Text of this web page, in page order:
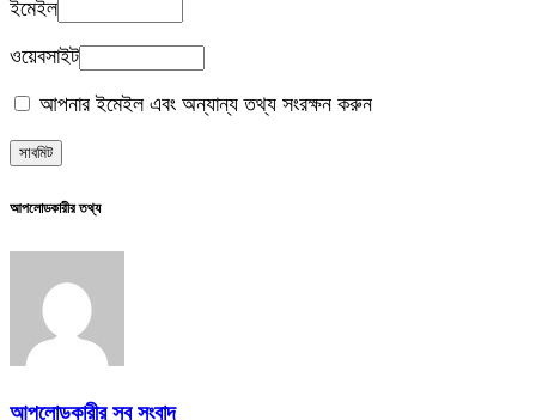
ইমেইল
ওয়েবসাইট
আপনার ইমেইল এবং অন্যান্য তথ্য সংরক্ষন করুন
আপলোডকারীর তথ্য
আপলোডকারীর সব সংবাদ